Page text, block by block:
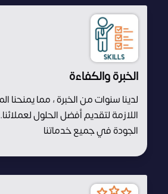
الخبرة والكفاءة
لدينا سنوات من الخبرة ، مما يمنحنا
اللازمة لتقديم أفضل الحلول
الجودة في جميع خدماتنا